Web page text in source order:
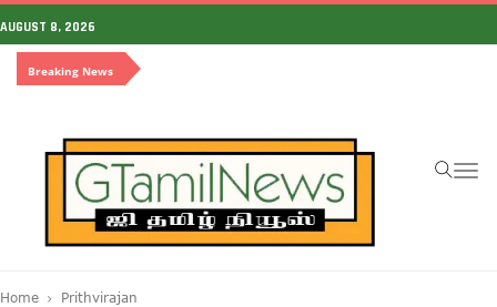
AUGUST 8, 2026
Breaking News
Home Prithvirajan